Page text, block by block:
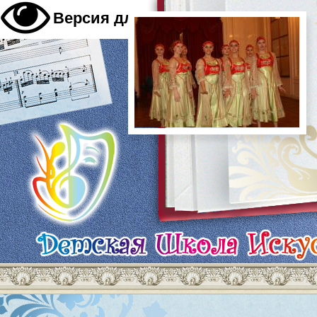
Версия для слабовидящих A A A